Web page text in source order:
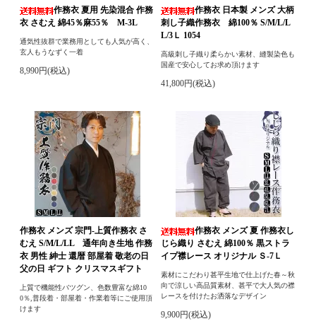
作務衣 夏用 先染混合 作務
衣 さむえ 綿45％麻55％ M-3L
通気性抜群で業務用としても人気が高く、
玄人もうなずく一着
8,990円(税込)
作務衣 日本製 メンズ 大柄
刺し子織作務衣 綿100％ S/M/L/L
L/3Ｌ 1054
高級刺し子織り柔らかい素材、縫製染色も
国産で安心してお求め頂けます
41,800円(税込)
作務衣 メンズ 宗門-上質作務衣 さ
むえ S/M/L/LL 通年向き生地 作務
衣 男性 紳士 還暦 部屋着 敬老の日
父の日 ギフト クリスマスギフト
上質で機能性バツグン、色数豊富な綿10
0％,普段着・部屋着・作業着等にご使用頂
けます
作務衣 メンズ 夏 作務衣し
じら織り さむえ 綿100％ 黒ストラ
イプ襟レース オリジナル Ｓ-7Ｌ
素材にこだわり甚平生地で仕上げた春～秋
向で涼しい高品質素材、甚平で大人気の襟
レースを付けたお洒落なデザイン
9,900円(税込)